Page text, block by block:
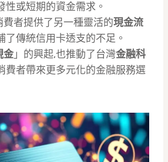
性或短期的資金需求。
費者提供了另一種靈活的現金流
了傳統信用卡透支的不足。
金」的興起,也推動了台灣金融科
費者帶來更多元化的金融服務選